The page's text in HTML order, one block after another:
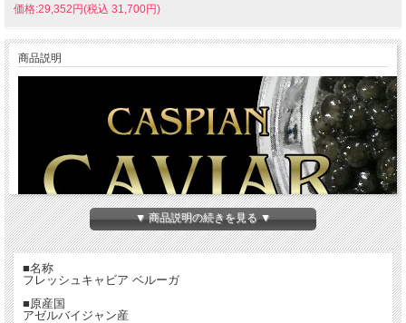
価格:29,352円(税込 31,700円)
商品説明
▼ 商品説明の続きを見る ▼
■名称
フレッシュキャビア ベルーガ
■原産国
アゼルバイジャン産